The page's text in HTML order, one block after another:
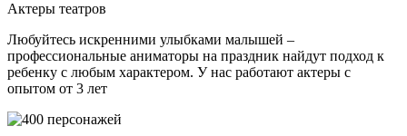
Актеры театров
Любуйтесь искренними улыбками малышей –
профессиональные аниматоры на праздник найдут подход к
ребенку с любым характером. У нас работают актеры с
опытом от 3 лет